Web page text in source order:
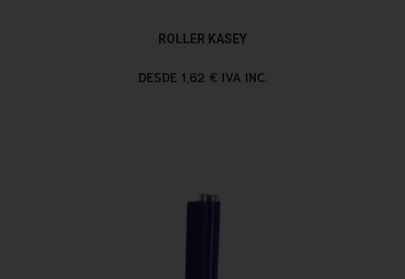
ROLLER KASEY
DESDE 1,62 € IVA INC.